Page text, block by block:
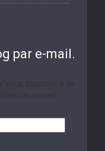
par e-mail.